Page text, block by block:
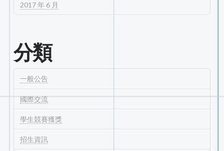
2017 年 6 月
分類
一般公告
國際交流
學生競賽獲獎
招生資訊